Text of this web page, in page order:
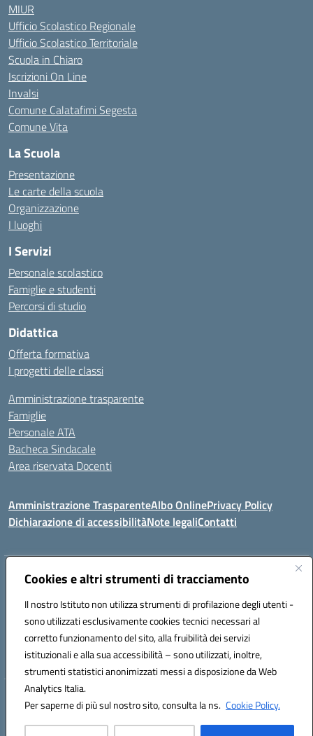
Cookies e altri strumenti di tracciamento
Il nostro Istituto non utilizza strumenti di profilazione degli utenti -
sono utilizzati esclusivamente cookies tecnici necessari al
corretto funzionamento del sito, alla fruibilità dei servizi
istituzionali e alla sua accessibilità – sono utilizzati, inoltre,
strumenti statistici anonimizzati messi a disposizione da Web
Analytics Italia.
Per saperne di più sul nostro sito, consulta la ns. Cookie Policy.
MIUR
Ufficio Scolastico Regionale
Ufficio Scolastico Territoriale
Scuola in Chiaro
Iscrizioni On Line
Invalsi
Comune Calatafimi Segesta
Comune Vita
La Scuola
Presentazione
Le carte della scuola
Organizzazione
I luoghi
I Servizi
Personale scolastico
Famiglie e studenti
Percorsi di studio
Didattica
Offerta formativa
I progetti delle classi
Amministrazione trasparente
Famiglie
Personale ATA
Bacheca Sindacale
Area riservata Docenti
Amministrazione TrasparenteAlbo OnlinePrivacy Policy
Dichiarazione di accessibilitàNote legaliContatti
Indirizzo:C/da Santa Maria, s.n.c. – 91013 Calatafimi Segesta (TP)
Posta elettronica certificata (PEC):TPIC81300B@pec.istruzione.it
Codice fiscale: 80004430817
Codice meccanografico: TPIC81300B
Hosting & Powered by 3D Solution S.r.l.
Concept & Design by Designers Italia